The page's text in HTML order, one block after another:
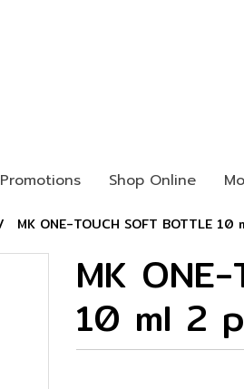
Promotions Shop Online
MK ONE-TOUCH SOFT BOTTLE
MK
10 ml 2